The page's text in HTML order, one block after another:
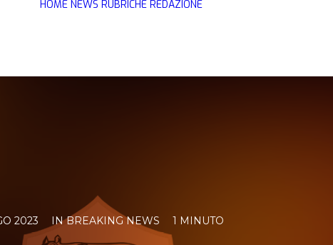
HOME NEWS RUBRICHE REDAZIONE
2023 INBREAKING NEWS 1 MINUTO